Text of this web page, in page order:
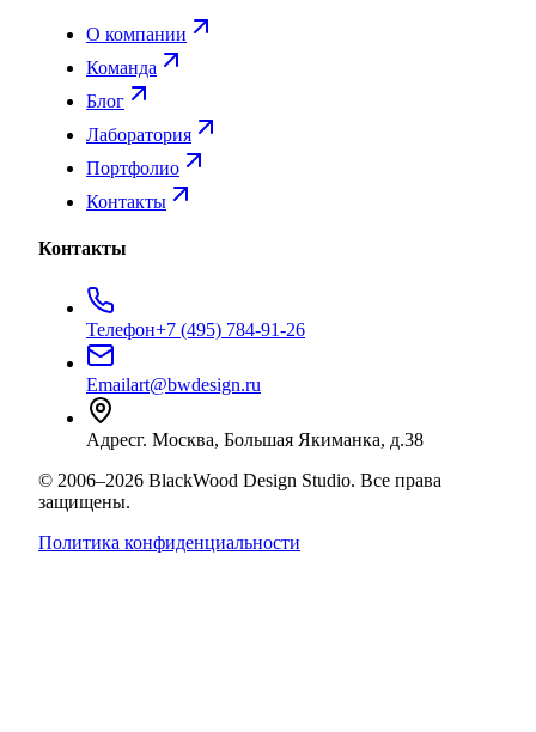
О компании
Команда
Блог
Лаборатория
Портфолио
Контакты
Контакты
Телефон+7 (495) 784-91-26
Emailart@bwdesign.ru
Адресг. Москва, Большая Якиманка, д.38
© 2006–2026 BlackWood Design Studio. Все права
защищены.
Политика конфиденциальности